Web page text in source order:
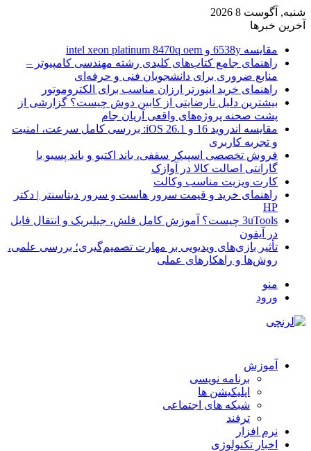
شنبه, آگوست 8 2026
آخرین خبرها
مقایسه 6538y و intel xeon platinum 8470q oem
راهنمای جامع کتاب‌های کلیدی رشته مهندسی کامپیوتر –
منابع ضروری برای دانشجویان فنی و حرفه‌ای
راهنمای خرید اینورتر ارزان مناسب برای الکتروموتور
بیشترین دلیل نارضایتی از کابین دوش چیست؟ گزارشی از
پشت صحنه پروژه‌های واقعی آریان جام
مقایسه اندروید 16 و iOS 26.1: بررسی کامل سرعت، امنیت
و تجربه کاربری
فروش تخصصی اسپیکر سقفی، باند اکتیو و باند پسیو با
گارانتی اصالت کالا در آوازک
کارت ویزیت مناسب وکالت
راهنمای خرید و قیمت سرور هاست و سرور دیتاسنتر | دکتر
HP
3uTools چیست؟ آموزش کامل فلش، جیلبریک و انتقال فایل
در آیفون
تأثیر بازی‌های ویدیویی بر مهارت تصمیم‌گیری؛ بررسی علمی،
روش‌ها و راهکارهای عملی
منو
ورود
آموزش
برنامه نویسی
اپلیکیشن ها
شبکه های اجتماعی
ترفند
نرم افزار
اخبار تکنولوژی